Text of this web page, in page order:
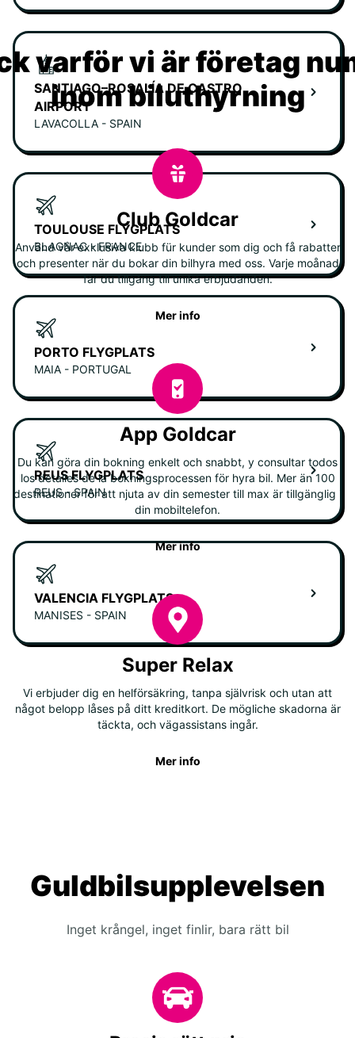
SANTIAGO–ROSALÍA DE CASTRO
AIRPORT
LAVACOLLA - SPAIN
TOULOUSE FLYGPLATS
BLAGNAC - FRANCE
PORTO FLYGPLATS
MAIA - PORTUGAL
REUS FLYGPLATS
REUS - SPAIN
VALENCIA FLYGPLATS
MANISES - SPAIN
varför vi är företag
inom biluthyrning
Club Goldcar
Använd vår exklusiva klubb für kunder som dig och få rabatter
och presenter när du bokar din bilhyra med oss. Varje moånad
får du tillgång till unika erbjudanden.
Mer info
App Goldcar
Du kan göra din bokning enkelt och snabbt, y consultar todos
los detalles de la bokningsprocessen för hyra bil. Mer än 100
destinationer för att njuta av din semester till max är tillgänglig i
din mobiltelefon.
Mer info
Super Relax
Vi erbjuder dig en helförsäkring, tanpa självrisk och utan att
något belopp låses på ditt kreditkort. De mögliche skadorna är
täckta, och vägassistans ingår.
Mer info
Guldbilsupplevelsen
Inget krångel, inget finlir, bara rätt bil